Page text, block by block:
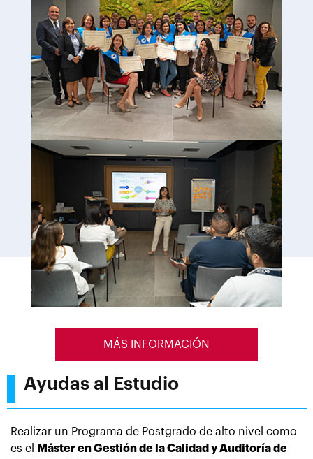
MÁS INFORMACIÓN
Ayudas al Estudio
Realizar un Programa de Postgrado de alto nivel como
es el
Máster en Gestión de la Calidad y Auditoría de